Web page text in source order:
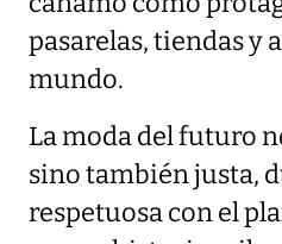
pasarelas, tiendas y
mundo.
La moda del futuro
sino también justa,
respetuosa con el